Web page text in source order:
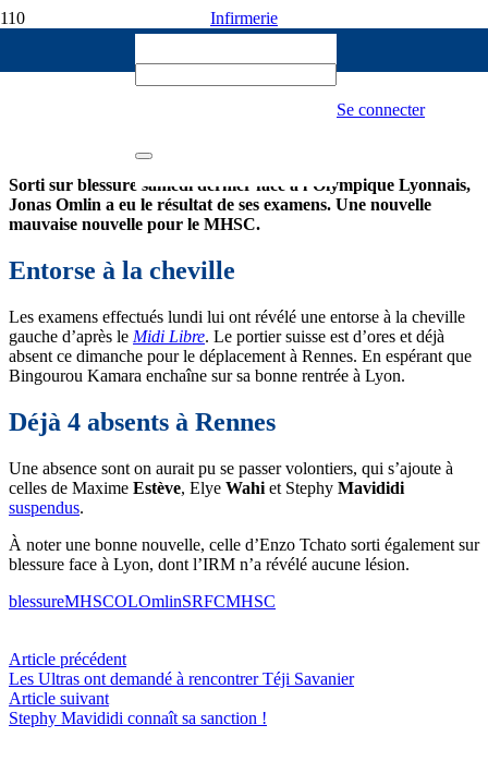
Se connecter
Infirmerie
Blessé, Jonas Omlin sera forfait à Rennes
Sorti sur blessure samedi dernier face à l’Olympique Lyonnais,
Jonas Omlin a eu le résultat de ses examens. Une nouvelle
mauvaise nouvelle pour le MHSC.
Entorse à la cheville
Les examens effectués lundi lui ont révélé une entorse à la cheville
gauche d’après le Midi Libre. Le portier suisse est d’ores et déjà
absent ce dimanche pour le déplacement à Rennes. En espérant que
Bingourou Kamara enchaîne sur sa bonne rentrée à Lyon.
Déjà 4 absents à Rennes
Une absence sont on aurait pu se passer volontiers, qui s’ajoute à
celles de Maxime Estève, Elye Wahi et Stephy Mavididi
suspendus.
À noter une bonne nouvelle, celle d’Enzo Tchato sorti également sur
blessure face à Lyon, dont l’IRM n’a révélé aucune lésion.
blessureMHSCOLOmlinSRFCMHSC
Article précédent
Les Ultras ont demandé à rencontrer Téji Savanier
Article suivant
Stephy Mavididi connaît sa sanction !